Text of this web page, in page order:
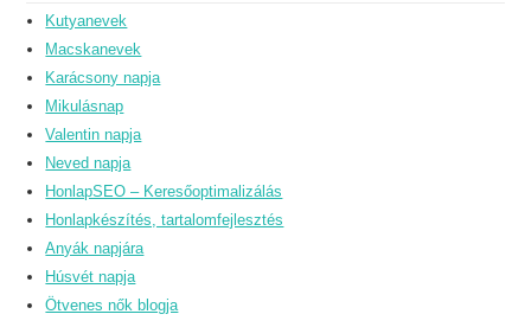
Kutyanevek
Macskanevek
Karácsony napja
Mikulásnap
Valentin napja
Neved napja
HonlapSEO – Keresőoptimalizálás
Honlapkészítés, tartalomfejlesztés
Anyák napjára
Húsvét napja
Ötvenes nők blogja